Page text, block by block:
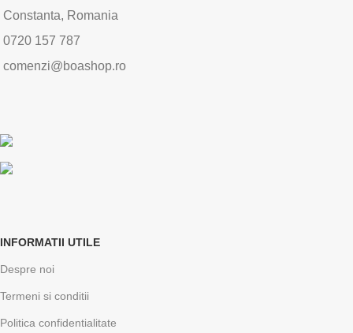
Constanta, Romania
0720 157 787
comenzi@boashop.ro
INFORMATII UTILE
Despre noi
Termeni si conditii
Politica confidentialitate